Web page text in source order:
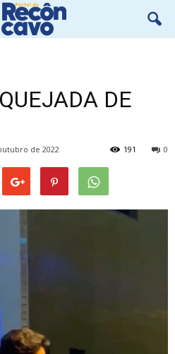
DE
de 2022 0
191